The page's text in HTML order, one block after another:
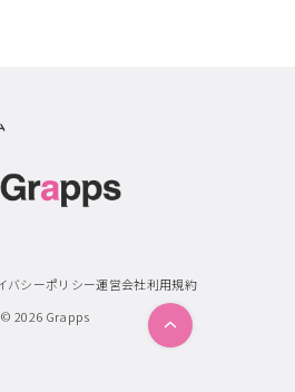
バシーポリシー運営会社利用規約
© 2026 Grapps